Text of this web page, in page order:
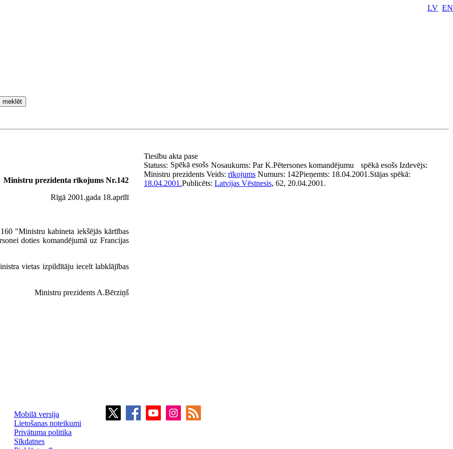
LV EN
meklēt
Ministru prezidenta rīkojums Nr.142
Rīgā 2001.gada 18.aprīlī
"Ministru kabineta iekšējās kārtības
doties komandējumā uz Francijas
vietas izpildītāju iecelt labklājības
Ministru prezidents A.Bērziņš
Tiesību akta pase
Nosaukums: Par K.Pētersones komandējumu
Statuss: Spēkā esošs spēkā esošs Izdevējs:
Ministru prezidents Veids: rīkojums Numurs: 142Pieņemts: 18.04.2001.Stājas spēkā:
18.04.2001.Publicēts: Latvijas Vēstnesis, 62, 20.04.2001.
Mobilā versija
Lietošanas noteikumi
Privātuma politika
Sīkdatnes